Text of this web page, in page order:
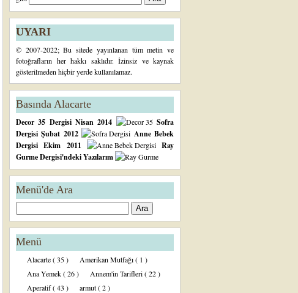
UYARI
© 2007-2022; Bu sitede yayınlanan tüm metin ve
fotoğrafların her hakkı saklıdır. İzinsiz ve kaynak
gösterilmeden hiçbir yerde kullanılamaz.
Basında Alacarte
Decor 35 Dergisi Nisan 2014
Sofra
Dergisi Şubat 2012
Anne Bebek
Dergisi Ekim 2011
Ray
Gurme Dergisi'ndeki Yazılarım
Menü'de Ara
Menü
Alacarte( 35 ) Amerikan Mutfağı( 1 )
Ana Yemek( 26 ) Annem'in Tarifleri( 22 )
Aperatif( 43 ) armut( 2 )